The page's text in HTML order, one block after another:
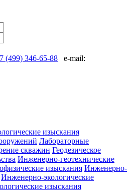
(499) 346-65-88 e-mail:
изыскания
Лабораторные
скважин Геодезическое
Инженерно-геотехнические
изыскания Инженерно-
Инженерно-экологические
изыскания